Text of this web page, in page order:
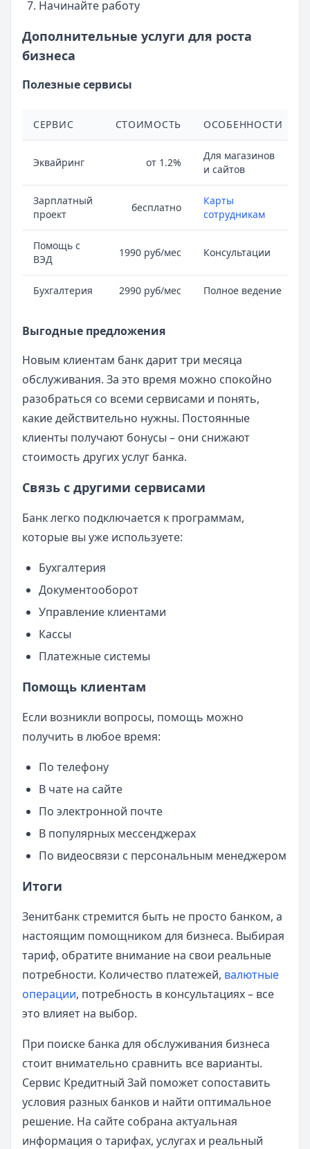
Начинайте работу
Дополнительные услуги для роста
бизнеса
Полезные сервисы
СЕРВИС СТОИМОСТЬ ОСОБЕННОСТИ
Эквайринг от 1.2%
Для магазинов
и сайтов
Зарплатный
проект
бесплатно
Карты
сотрудникам
Помощь с
ВЭД
1990 руб/мес Консультации
Бухгалтерия 2990 руб/мес Полное ведение
Выгодные предложения
Новым клиентам банк дарит три месяца
обслуживания. За это время можно спокойно
разобраться со всеми сервисами и понять,
какие действительно нужны. Постоянные
клиенты получают бонусы – они снижают
стоимость других услуг банка.
Связь с другими сервисами
Банк легко подключается к программам,
которые вы уже используете:
Бухгалтерия
Документооборот
Управление клиентами
Кассы
Платежные системы
Помощь клиентам
Если возникли вопросы, помощь можно
получить в любое время:
По телефону
В чате на сайте
По электронной почте
В популярных мессенджерах
По видеосвязи с персональным менеджером
Итоги
Зенитбанк стремится быть не просто банком, а
настоящим помощником для бизнеса. Выбирая
тариф, обратите внимание на свои реальные
потребности. Количество платежей, валютные
операции, потребность в консультациях – все
это влияет на выбор.
При поиске банка для обслуживания бизнеса
стоит внимательно сравнить все варианты.
Сервис Кредитный Зай поможет сопоставить
условия разных банков и найти оптимальное
решение. На сайте собрана актуальная
информация о тарифах, услугах и реальный